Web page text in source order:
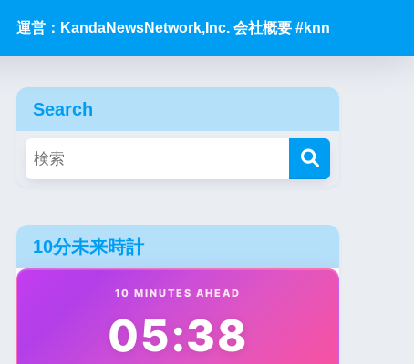
運営：KandaNewsNetwork,Inc. 会社概要 #knn
Search
10分未来時計
10 MINUTES AHEAD
05:38